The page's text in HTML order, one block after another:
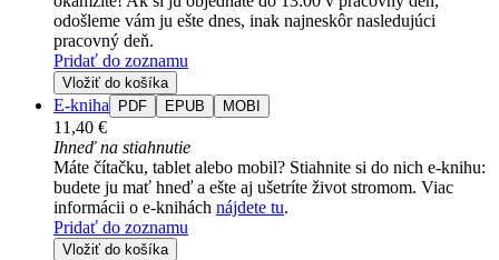
odošleme vám ju ešte dnes, inak najneskôr nasledujúci
pracovný deň.
Pridať do zoznamu
Vložiť do košíka
E-kniha PDF EPUB MOBI
11,40 €
Ihneď na stiahnutie
Máte čítačku, tablet alebo mobil? Stiahnite si do nich e-knihu:
budete ju mať hneď a ešte aj ušetríte život stromom. Viac
informácii o e-knihách nájdete tu.
Pridať do zoznamu
Vložiť do košíka